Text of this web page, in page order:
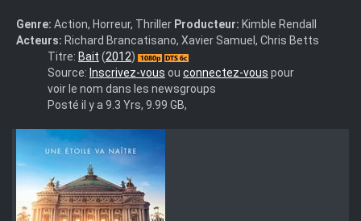
Genre: Action, Horreur, Thriller Producteur: Kimble Rendall
Acteurs: Richard Brancatisano, Xavier Samuel, Chris Betts
BAIT_3D.Title1.Bluray3DRip
Titre: Bait (2012)
Source: Inscrivez-vous ou connectez-vous pour
voir le nom dans les newsgroups
Posté il y a 9.3 Yrs, 9.99 GB,